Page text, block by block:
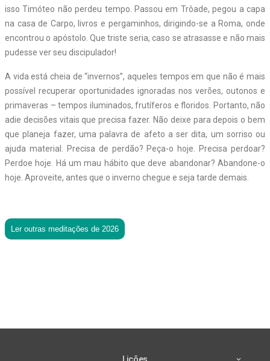
isso Timóteo não perdeu tempo. Passou em Trôade, pegou a capa
na casa de Carpo, livros e pergaminhos, dirigindo-se a Roma, onde
encontrou o apóstolo. Que triste seria, caso se atrasasse e não mais
pudesse ver seu discipulador!
A vida está cheia de “invernos”, aqueles tempos em que não é mais
possível recuperar oportunidades ignoradas nos verões, outonos e
primaveras – tempos iluminados, frutíferos e floridos. Portanto, não
adie decisões vitais que precisa fazer. Não deixe para depois o bem
que planeja fazer, uma palavra de afeto a ser dita, um sorriso ou
ajuda material. Precisa de perdão? Peça-o hoje. Precisa perdoar?
Perdoe hoje. Há um mau hábito que deve abandonar? Abandone-o
hoje. Aproveite, antes que o inverno chegue e seja tarde demais.
Ler outras meditações de 2026
Lições